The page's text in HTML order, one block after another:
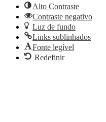
Alto Contraste
Contraste negativo
Luz de fundo
Links sublinhados
Fonte legível
Redefinir